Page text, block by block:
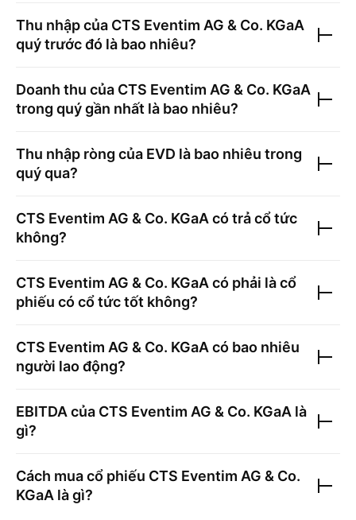
Thu nhập của CTS Eventim AG & Co. KGaA
quý trước đó là bao nhiêu?
Doanh thu của CTS Eventim AG & Co. KGaA
trong quý gần nhất là bao nhiêu?
Thu nhập ròng của EVD là bao nhiêu trong
quý qua?
CTS Eventim AG & Co. KGaA có trả cổ tức
không?
CTS Eventim AG & Co. KGaA có phải là cổ
phiếu có cổ tức tốt không?
CTS Eventim AG & Co. KGaA có bao nhiêu
người lao động?
EBITDA của CTS Eventim AG & Co. KGaA là
gì?
Cách mua cổ phiếu CTS Eventim AG & Co.
KGaA là gì?